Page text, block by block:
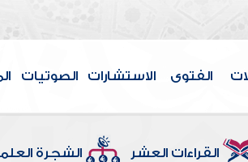
الفتوى الاستشارات الصوتيات
القراءات العشر الشجرة